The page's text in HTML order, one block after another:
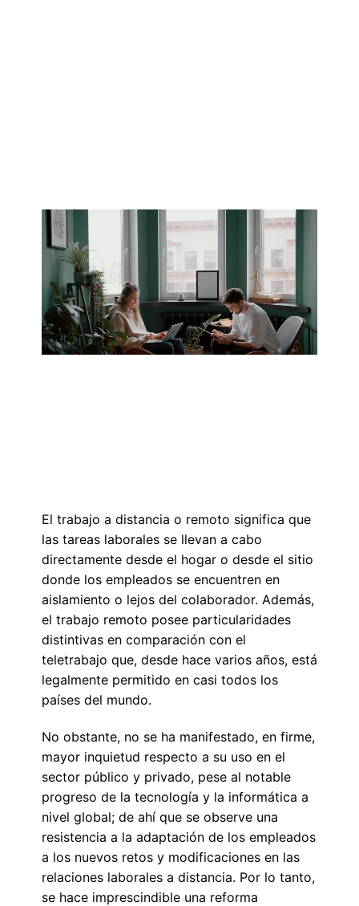
El trabajo a distancia o remoto significa que
las tareas laborales se llevan a cabo
directamente desde el hogar o desde el sitio
donde los empleados se encuentren en
aislamiento o lejos del colaborador. Además,
el trabajo remoto posee particularidades
distintivas en comparación con el
teletrabajo que, desde hace varios años, está
legalmente permitido en casi todos los
países del mundo.
No obstante, no se ha manifestado, en firme,
mayor inquietud respecto a su uso en el
sector público y privado, pese al notable
progreso de la tecnología y la informática a
nivel global; de ahí que se observe una
resistencia a la adaptación de los empleados
a los nuevos retos y modificaciones en las
relaciones laborales a distancia. Por lo tanto,
se hace imprescindible una reforma